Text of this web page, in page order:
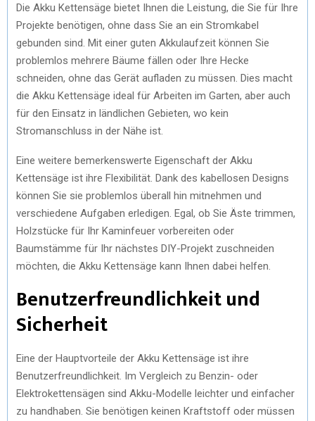
Die Akku Kettensäge bietet Ihnen die Leistung, die Sie für Ihre
Projekte benötigen, ohne dass Sie an ein Stromkabel
gebunden sind. Mit einer guten Akkulaufzeit können Sie
problemlos mehrere Bäume fällen oder Ihre Hecke
schneiden, ohne das Gerät aufladen zu müssen. Dies macht
die Akku Kettensäge ideal für Arbeiten im Garten, aber auch
für den Einsatz in ländlichen Gebieten, wo kein
Stromanschluss in der Nähe ist.
Eine weitere bemerkenswerte Eigenschaft der Akku
Kettensäge ist ihre Flexibilität. Dank des kabellosen Designs
können Sie sie problemlos überall hin mitnehmen und
verschiedene Aufgaben erledigen. Egal, ob Sie Äste trimmen,
Holzstücke für Ihr Kaminfeuer vorbereiten oder
Baumstämme für Ihr nächstes DIY-Projekt zuschneiden
möchten, die Akku Kettensäge kann Ihnen dabei helfen.
Benutzerfreundlichkeit und
Sicherheit
Eine der Hauptvorteile der Akku Kettensäge ist ihre
Benutzerfreundlichkeit. Im Vergleich zu Benzin- oder
Elektrokettensägen sind Akku-Modelle leichter und einfacher
zu handhaben. Sie benötigen keinen Kraftstoff oder müssen